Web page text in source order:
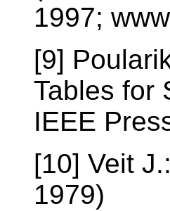
1997;
[9]
Tables for
IEEE
[10] Veit
1979)